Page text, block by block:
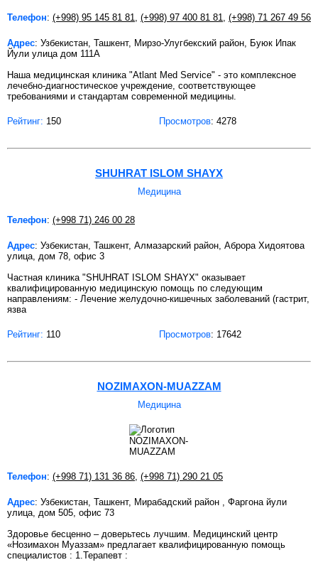
Телефон: (+998) 95 145 81 81, (+998) 97 400 81 81, (+998) 71 267 49 56
Адрес: Узбекистан, Ташкент, Мирзо-Улугбекский район, Буюк Ипак
Йули улица дом 111А
Наша медицинская клиника "Atlant Med Service" - это комплексное
лечебно-диагностическое учреждение, соответствующее
требованиями и стандартам современной медицины.
Рейтинг: 150 Просмотров: 4278
SHUHRAT ISLOM SHAYX
Медицина
Телефон: (+998 71) 246 00 28
Адрес: Узбекистан, Ташкент, Алмазарский район, Аброра Хидоятова
улица, дом 78, офис 3
Частная клиника "SHUHRAT ISLOM SHAYX" оказывает
квалифицированную медицинскую помощь по следующим
направлениям: - Лечение желудочно-кишечных заболеваний (гастрит,
язва
Рейтинг: 110 Просмотров: 17642
NOZIMAXON-MUAZZAM
Медицина
Телефон: (+998 71) 131 36 86, (+998 71) 290 21 05
Адрес: Узбекистан, Ташкент, Мирабадский район , Фаргона йули
улица, дом 505, офис 73
Здоровье бесценно – доверьтесь лучшим. Медицинский центр
«Нозимахон Муаззам» предлагает квалифицированную помощь
специалистов : 1.Терапевт :